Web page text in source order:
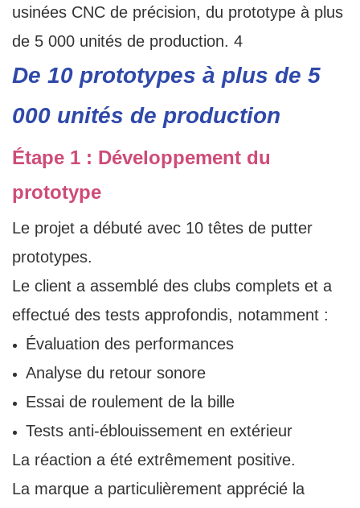
De 10 prototypes à plus de 5
000 unités de production
Étape 1 : Développement du
prototype
Le projet a débuté avec 10 têtes de putter
prototypes.
Le client a assemblé des clubs complets et a
effectué des tests approfondis, notamment :
Évaluation des performances
Analyse du retour sonore
Essai de roulement de la bille
Tests anti-éblouissement en extérieur
La réaction a été extrêmement positive.
La marque a particulièrement apprécié la